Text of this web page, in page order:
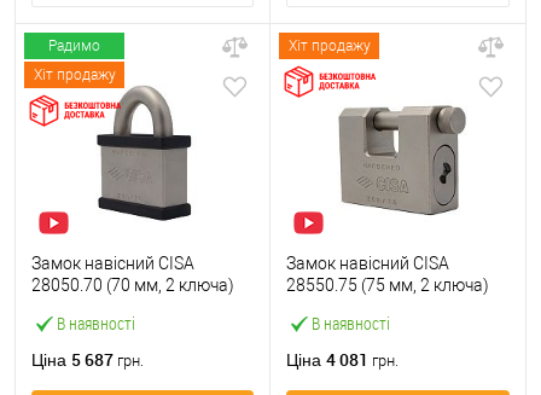
Радимо
Хіт продажу
В наявності
Замок навісний CISA
28050.70 (70 мм, 2 ключа)
Ціна 5 687 грн.
Хіт продажу
В наявності
Замок навісний CISA
28550.75 (75 мм, 2 ключа)
Ціна 4 081 грн.